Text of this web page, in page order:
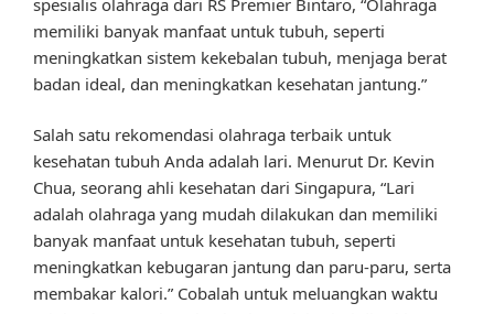
memiliki banyak manfaat untuk tubuh, seperti
meningkatkan sistem kekebalan tubuh, menjaga berat
badan ideal, dan meningkatkan kesehatan jantung.”
Salah satu rekomendasi olahraga terbaik untuk
kesehatan tubuh Anda adalah lari. Menurut Dr. Kevin
Chua, seorang ahli kesehatan dari Singapura, “Lari
adalah olahraga yang mudah dilakukan dan memiliki
banyak manfaat untuk kesehatan tubuh, seperti
meningkatkan kebugaran jantung dan paru-paru, serta
membakar kalori.” Cobalah untuk meluangkan waktu